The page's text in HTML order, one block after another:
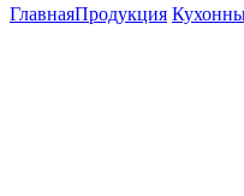
ГлавнаяПродукция